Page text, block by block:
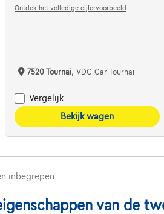
Ontdek het volledige cijfervoorbeeld
7520 Tournai,VDC Car Tournai
Vergelijk
Bekijk wagen
inbegrepen.
van de